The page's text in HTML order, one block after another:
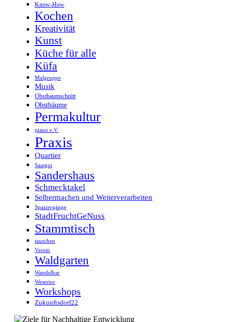
Know-How
Kochen
Kreativität
Kunst
Küche für alle
Küfa
Malgruppe
Musik
Obstbaumschnitt
Obstbäume
Permakultur
piano e.V.
Praxis
Quartier
Saatgut
Sandershaus
Schmecktakel
Selbermachen und Weiterverarbeiten
Spaziergänge
StadtFruchtGeNuss
Stammtisch
tauschen
Verein
Waldgarten
Wandelbar
Wesertor
Workshops
Zukunftsdorf22